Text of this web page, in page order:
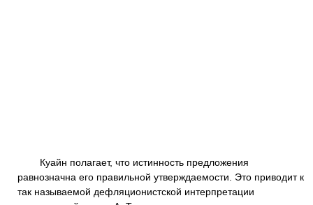
Куайн полагает, что истинность предложения
равнозначна его правильной утверждаемости. Это приводит к
так называемой дефляционистской интерпретации